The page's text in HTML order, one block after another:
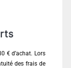
€ d’achat. Lors
des frais de